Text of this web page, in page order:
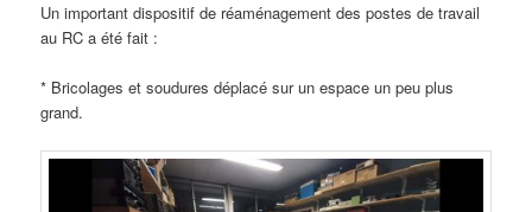
Un important dispositif de réaménagement des postes de travail
au RC a été fait :
* Bricolages et soudures déplacé sur un espace un peu plus
grand.